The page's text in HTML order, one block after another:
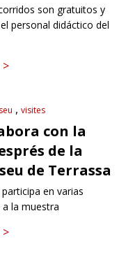
son gratuitos y
personal didáctico del
visites
con la
de la
de Terrassa
en varias
a la muestra